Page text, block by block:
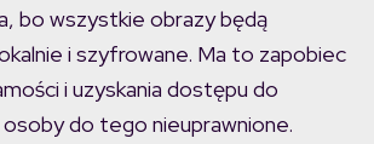
bo wszystkie obrazy będą
i szyfrowane. Ma to zapobiec
i uzyskania dostępu do
do tego nieuprawnione.